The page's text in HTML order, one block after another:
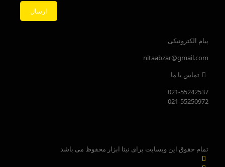
پیام الکترونیکی
nitaabzar@gmail.com
تماس با ما
021-55242537
021-55250972
تمام حقوق این وبسایت برای نیتا ابزار محفوظ می باشد